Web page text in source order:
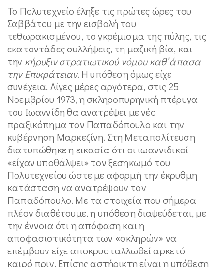
Το Πολυτεχνείο έληξε τις πρώτες ώρες του
Σαββάτου με την εισβολή του
τεθωρακισμένου, το γκρέμισμα της πύλης, τις
εκατοντάδες συλλήψεις, τη μαζική βία, και
την κήρυξιν στρατιωτικού νόμου καθ’ άπασα
την Επικράτειαν. Η υπόθεση όμως είχε
συνέχεια. Λίγες μέρες αργότερα, στις 25
Νοεμβρίου 1973, η σκληροπυρηνική πτέρυγα
του Ιωαννίδη θα ανατρέψει με νέο
πραξικόπημα τον Παπαδόπουλο και την
κυβέρνηση Μαρκεζίνη. Στη Μεταπολίτευση
διατυπώθηκε η εικασία ότι οι ιωαννιδικοί
«είχαν υποθάλψει» τον ξεσηκωμό του
Πολυτεχνείου ώστε με αφορμή την έκρυθμη
κατάσταση να ανατρέψουν τον
Παπαδόπουλο. Με τα στοιχεία που σήμερα
πλέον διαθέτουμε, η υπόθεση διαψεύδεται, με
την έννοια ότι η απόφαση και η
αποφασιστικότητα των «σκληρών» να
επέμβουν είχε αποκρυσταλλωθεί αρκετό
καιρό πριν. Επίσης αστήρικτη είναι η υπόθεση